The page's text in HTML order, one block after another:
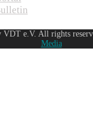
e.V. All rights
Media